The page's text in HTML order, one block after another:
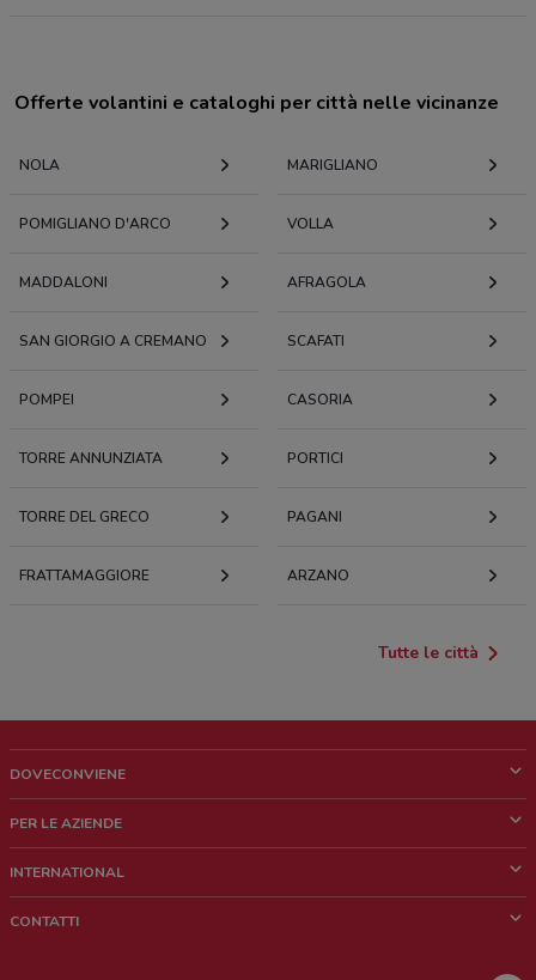
Offerte volantini e cataloghi per città nelle vicinanze
NOLA MARIGLIANO
POMIGLIANO D'ARCO VOLLA
MADDALONI AFRAGOLA
SAN GIORGIO A CREMANO SCAFATI
POMPEI CASORIA
TORRE ANNUNZIATA PORTICI
TORRE DEL GRECO PAGANI
FRATTAMAGGIORE ARZANO
Tutte le città
DOVECONVIENE
Chi siamo
Lavora con noi
PER LE AZIENDE
Richieste commerciali e marketing
INTERNATIONAL
CONTATTI